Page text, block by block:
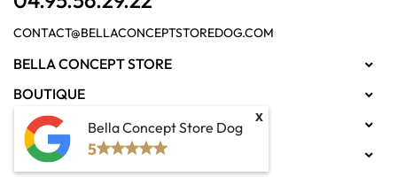
CONTACT@BELLACONCEPTSTOREDOG.COM
BELLA CONCEPT STORE 
BOUTIQUE 
MON COMPTE 
LIENS UTILES 
Bella Concept Store Dog
5
x